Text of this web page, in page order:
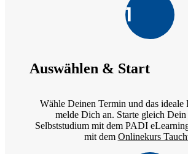
1
Auswählen & Start
Wähle Deinen Termin und das ideale
melde Dich an. Starte gleich Dein
Selbststudium mit dem PADI
mit dem Onlinekurs